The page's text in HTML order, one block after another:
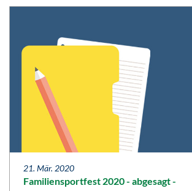
21. Mär. 2020
Familiensportfest 2020 - abgesagt -